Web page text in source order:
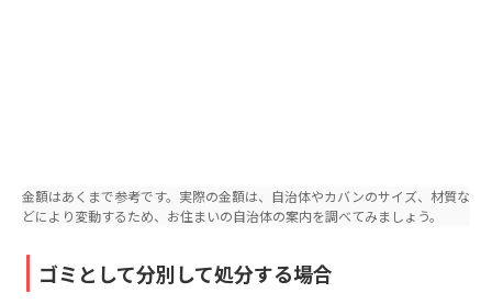
金額はあくまで参考です。実際の金額は、自治体やカバンのサイズ、材質な
どにより変動するため、お住まいの自治体の案内を調べてみましょう。
ゴミとして分別して処分する場合